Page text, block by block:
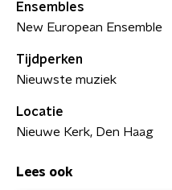
Ensembles
New European Ensemble
Tijdperken
Nieuwste muziek
Locatie
Nieuwe Kerk, Den Haag
Lees ook